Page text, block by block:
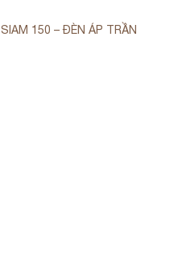
SIAM 150 – ĐÈN ÁP TRẦN